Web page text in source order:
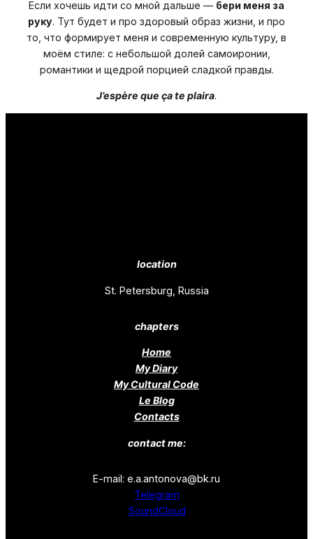
Если хочешь идти со мной дальше — бери меня за
руку. Тут будет и про здоровый образ жизни, и про
то, что формирует меня и современную культуру, в
моём стиле: с небольшой долей самоиронии,
романтики и щедрой порцией сладкой правды.
J’espère que ça te plaira.
location
St. Petersburg, Russia
chapters
Home
My Diary
My Cultural Code
Le Blog
Contacts
contact me:
E-mail: e.a.antonova@bk.ru
Telegram
SoundCloud